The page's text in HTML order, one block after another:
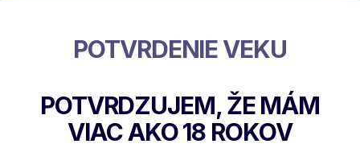
Admiral Rodney HMS Royal Oak, GIFT
POTVRDENIE VEKU
POTVRDZUJEM, ŽE MÁM
VIAC AKO18 ROKOV